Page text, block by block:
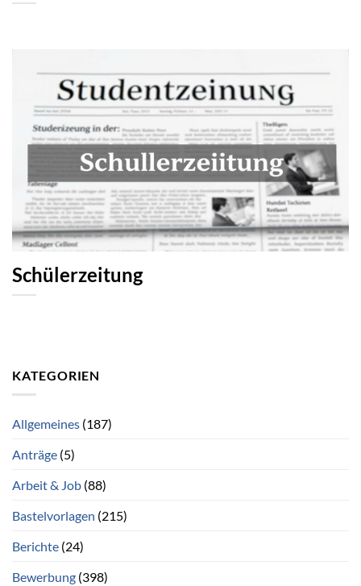
Schülerzeitung
KATEGORIEN
Allgemeines (187)
Anträge (5)
Arbeit & Job (88)
Bastelvorlagen (215)
Berichte (24)
Bewerbung (398)